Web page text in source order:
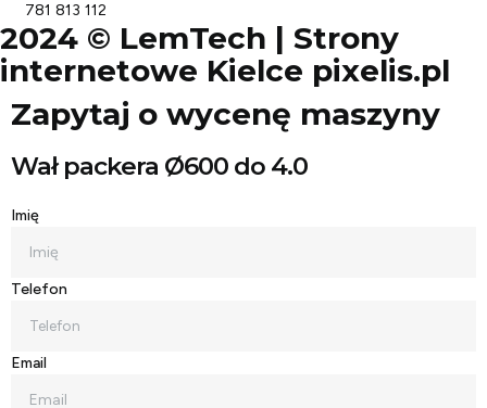
781 813 112
2024 © LemTech | Strony
internetowe Kielce pixelis.pl
Zapytaj o wycenę maszyny
Wał packera Ø600 do 4.0
Imię
Telefon
Email